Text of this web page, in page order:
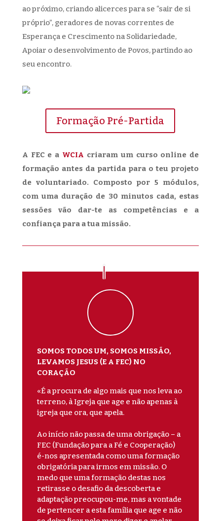
ao próximo, criando alicerces para se “sair de si
próprio”, geradores de novas correntes de
Esperança e Crescimento na Solidariedade,
Apoiar o desenvolvimento de Povos, partindo ao
seu encontro.
Formação Pré-Partida
A FEC e a WCIA criaram um curso online de
formação antes da partida para o teu projeto
de voluntariado. Composto por 5 módulos,
com uma duração de 30 minutos cada, estas
sessões vão dar-te as competências e a
confiança para a tua missão.
SOMOS TODOS UM, SOMOS MISSÃO,
LEVAMOS JESUS (E A FEC) NO
CORAÇÃO
«É a procura de algo mais que nos leva ao
terreno, à Igreja que age e não apenas à
igreja que ora, que apela.
Ao início não passa de uma obrigação – a
FEC (Fundação para a Fé e Cooperação)
é-nos apresentada como uma formação
obrigatória para irmos em missão. O
medo que uma formação destas nos
retirasse o desafio da descoberta e
adaptação preocupou-me, mas a vontade
de pertencer a esta família que age e não